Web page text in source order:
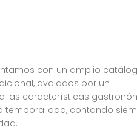
con un amplio
avalados por un
las características
temporalidad, contando